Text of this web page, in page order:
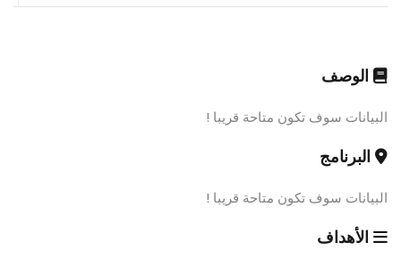
الوصف
البيانات سوف تكون متاحة قريبا !
البرنامج
البيانات سوف تكون متاحة قريبا !
الأهداف